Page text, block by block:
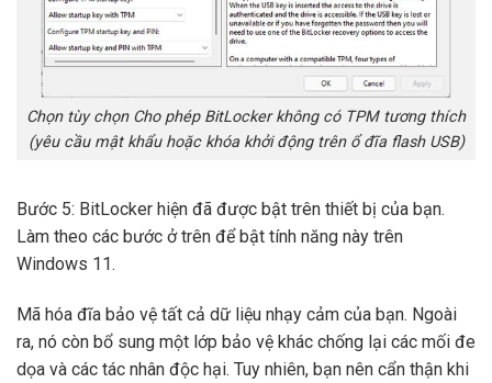
Chọn tùy chọn Cho phép BitLocker không có TPM tương thích
(yêu cầu mật khẩu hoặc khóa khởi động trên ổ đĩa flash USB)
Bước 5: BitLocker hiện đã được bật trên thiết bị của bạn.
Làm theo các bước ở trên để bật tính năng này trên
Windows 11.
Mã hóa đĩa bảo vệ tất cả dữ liệu nhạy cảm của bạn. Ngoài
ra, nó còn bổ sung một lớp bảo vệ khác chống lại các mối đe
dọa và các tác nhân độc hại. Tuy nhiên, bạn nên cẩn thận khi